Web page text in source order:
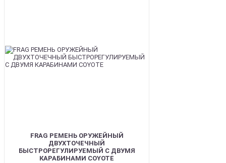
FRAG РЕМЕНЬ ОРУЖЕЙНЫЙ
ДВУХТОЧЕЧНЫЙ
БЫСТРОРЕГУЛИРУЕМЫЙ С ДВУМЯ
КАРАБИНАМИ COYOTE